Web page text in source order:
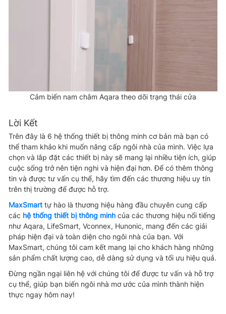
Cảm biến nam châm Aqara theo dõi trạng thái cửa
Lời Kết
Trên đây là 6 hệ thống thiết bị thông minh cơ bản mà bạn có
thể tham khảo khi muốn nâng cấp ngôi nhà của mình. Việc lựa
chọn và lắp đặt các thiết bị này sẽ mang lại nhiều tiện ích, giúp
cuộc sống trở nên tiện nghi và hiện đại hơn. Để có thêm thông
tin và được tư vấn cụ thể, hãy tìm đến các thương hiệu uy tín
trên thị trường để được hỗ trợ.
MaxSmart tự hào là thương hiệu hàng đầu chuyên cung cấp
các hệ thống thiết bị thông minh của các thương hiệu nổi tiếng
như Aqara, LifeSmart, Vconnex, Hunonic, mang đến các giải
pháp hiện đại và toàn diện cho ngôi nhà của bạn. Với
MaxSmart, chúng tôi cam kết mang lại cho khách hàng những
sản phẩm chất lượng cao, dễ dàng sử dụng và tối ưu hiệu quả.
Đừng ngần ngại liên hệ với chúng tôi để được tư vấn và hỗ trợ
cụ thể, giúp bạn biến ngôi nhà mơ ước của mình thành hiện
thực ngay hôm nay!